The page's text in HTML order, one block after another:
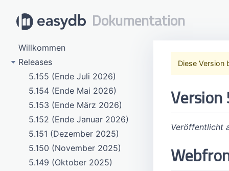
Dokumentation
Willkommen
Releases
5.155 (Ende Juli 2026)
5.154 (Ende Mai 2026)
5.153 (Ende März 2026)
5.152 (Ende Januar 2026)
5.151 (Dezember 2025)
5.150 (November 2025)
5.149 (Oktober 2025)
Diese
Version
Veröffentlicht